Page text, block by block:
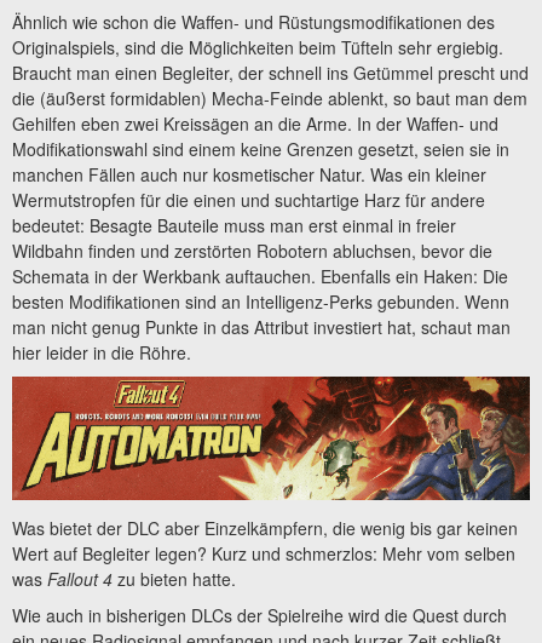
Ähnlich wie schon die Waffen- und Rüstungsmodifikationen des
Originalspiels, sind die Möglichkeiten beim Tüfteln sehr ergiebig.
Braucht man einen Begleiter, der schnell ins Getümmel prescht und
die (äußerst formidablen) Mecha-Feinde ablenkt, so baut man dem
Gehilfen eben zwei Kreissägen an die Arme. In der Waffen- und
Modifikationswahl sind einem keine Grenzen gesetzt, seien sie in
manchen Fällen auch nur kosmetischer Natur. Was ein kleiner
Wermutstropfen für die einen und suchtartige Harz für andere
bedeutet: Besagte Bauteile muss man erst einmal in freier
Wildbahn finden und zerstörten Robotern abluchsen, bevor die
Schemata in der Werkbank auftauchen. Ebenfalls ein Haken: Die
besten Modifikationen sind an Intelligenz-Perks gebunden. Wenn
man nicht genug Punkte in das Attribut investiert hat, schaut man
hier leider in die Röhre.
Was bietet der DLC aber Einzelkämpfern, die wenig bis gar keinen
Wert auf Begleiter legen? Kurz und schmerzlos: Mehr vom selben
was Fallout 4 zu bieten hatte.
Wie auch in bisherigen DLCs der Spielreihe wird die Quest durch